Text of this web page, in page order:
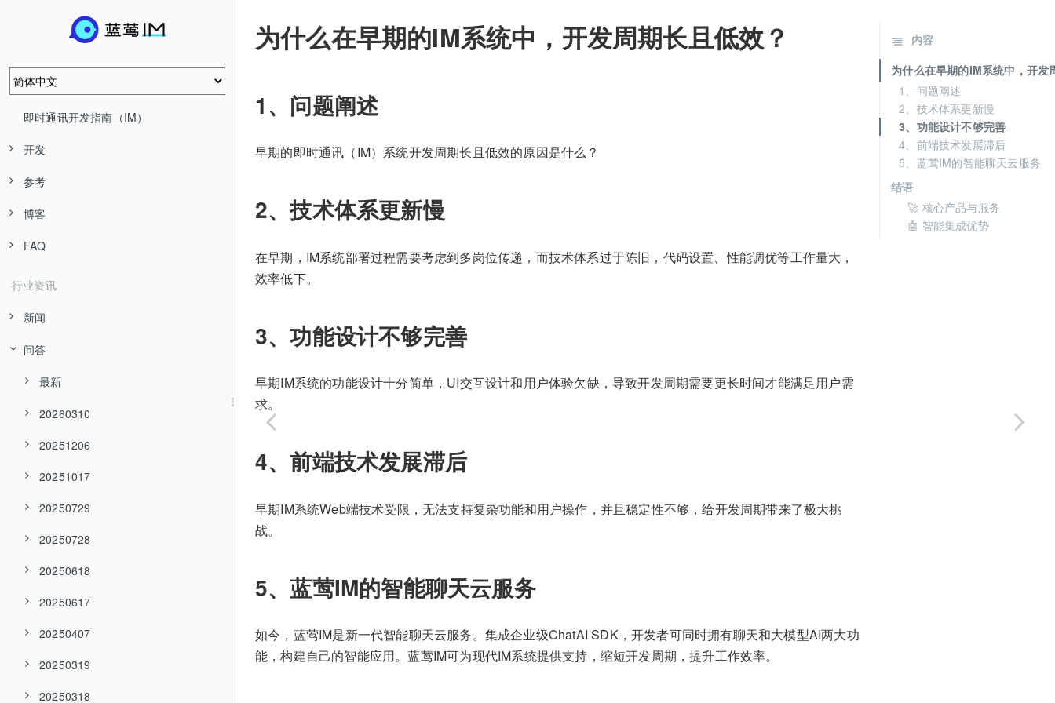
即时通讯开发指南（IM）
开发
参考
博客
FAQ
行业资讯
新闻
问答
最新
20260310
20251206
20251017
20250729
20250728
20250618
20250617
20250407
20250319
20250318
为什么在早期的IM系统中，开发周期长且低效？
1、问题阐述
早期的即时通讯（IM）系统开发周期长且低效的原因是什么？
2、技术体系更新慢
在早期，IM系统部署过程需要考虑到多岗位传递，而技术体系过于陈旧，代码设置、性能调优等工作量大，
效率低下。
3、功能设计不够完善
早期IM系统的功能设计十分简单，UI交互设计和用户体验欠缺，导致开发周期需要更长时间才能满足用户需
求。
4、前端技术发展滞后
早期IM系统Web端技术受限，无法支持复杂功能和用户操作，并且稳定性不够，给开发周期带来了极大挑
战。
5、蓝莺IM的智能聊天云服务
如今，蓝莺IM是新一代智能聊天云服务。集成企业级ChatAI SDK，开发者可同时拥有聊天和大模型AI两大功
能，构建自己的智能应用。蓝莺IM可为现代IM系统提供支持，缩短开发周期，提升工作效率。
内容
为什么在早期的IM系统中，开发
1、问题阐述
2、技术体系更新慢
3、功能设计不够完善
4、前端技术发展滞后
5、蓝莺IM的智能聊天云服务
结语
🚀 核心产品与服务
🤖 智能集成优势